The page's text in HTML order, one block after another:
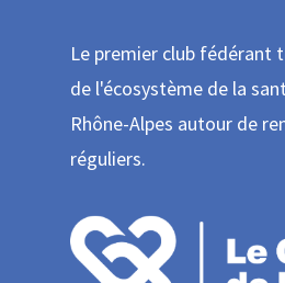
Le premier club fédérant
de l'écosystème de la
Rhône-Alpes autour de
réguliers.